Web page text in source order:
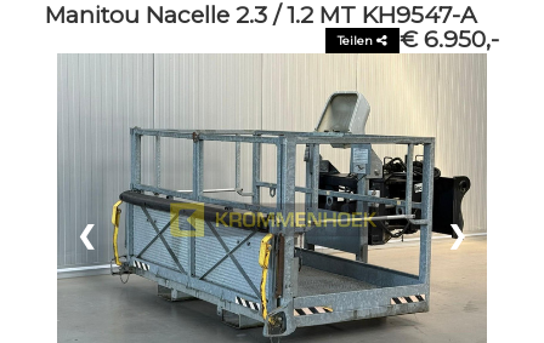
Manitou Nacelle 2.3 / 1.2 MT KH9547-A
€ 6.950,-
Teilen
❮ ❯